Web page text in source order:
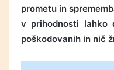
prometu in
v prihodnosti lahko
poškodovanih in nič